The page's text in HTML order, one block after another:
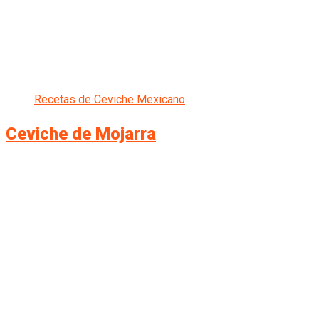
Recetas de Ceviche Mexicano
Ceviche de Mojarra